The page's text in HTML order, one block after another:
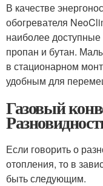
В качестве
обогревателя
наиболее доступные
пропан и бутан.
в стационарном
удобным для
Газовый
Если говорить о
отопления, то в
быть следующим.